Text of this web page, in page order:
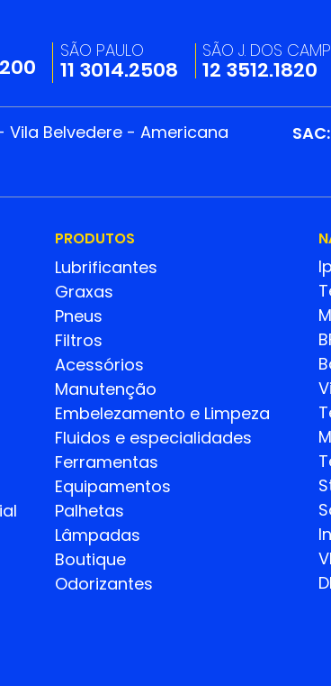
Distribuição
SÃO PAULO
11 3014.2508
SÃO J. DOS
12 3512.1820
Vila Belvedere - Americana SAC:
PRODUTOS
Lubrificantes
Graxas
Pneus
Filtros
Acessórios
Manutenção
Embelezamento e Limpeza
Fluidos e especialidades
Ferramentas
Equipamentos
Palhetas
Lâmpadas
Boutique
Odorizantes